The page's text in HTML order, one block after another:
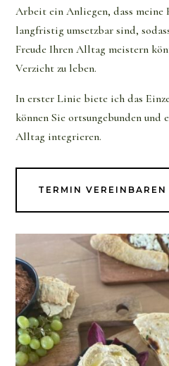
Arbeit ein Anliegen, dass meine
langfristig umsetzbar sind,
Freude Ihren Alltag meistern
Verzicht zu leben.
In erster Linie biete ich das
können Sie ortsungebunden und
Alltag integrieren.
TERMIN VEREINBAREN